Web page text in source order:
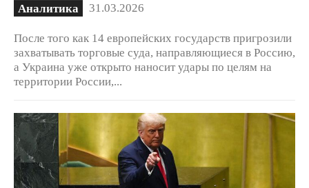
Аналитика 31.03.2026
После того как 14 европейских государств пригрозили
захватывать торговые суда, направляющиеся в Россию,
а Украина уже открыто наносит удары по целям на
территории России,...